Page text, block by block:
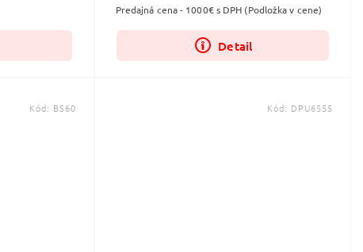
Detail
Predajná cena - 1000€ s DPH (Podložka v cene)
Kód: BS60 Kód: DPU6555